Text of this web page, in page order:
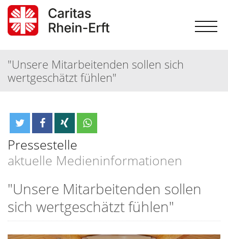
"Unsere Mitarbeitenden sollen sich
wertgeschätzt fühlen"
Pressestelle
aktuelle Medieninformationen
"Unsere Mitarbeitenden sollen
sich wertgeschätzt fühlen"